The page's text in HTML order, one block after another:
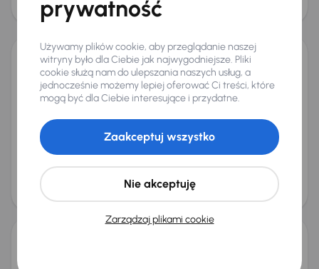
27 000 zł
Škoda Rapid Spaceback
2014142 725 kmAutomatDiesel1.6 TDI66 kW
Auta krajowe 1.6 TDI Salon Polska
DSG
+4 kolejnych
Miesięczna rata
od 179 zł
Cena promocyjna
29 000 zł
Cena
30 000 zł
prywatność
Używamy plików cookie, aby przeglądanie naszej
witryny było dla Ciebie jak najwygodniejsze. Pliki
cookie służą nam do ulepszania naszych usług, a
jednocześnie możemy lepiej oferować Ci treści, które
mogą być dla Ciebie interesujące i przydatne.
Zarządzaj plikami cookie
Nie akceptuję
Zaakceptuj wszystko